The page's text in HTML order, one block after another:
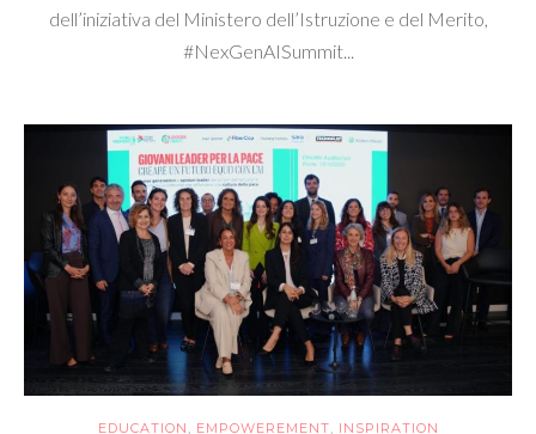
dell’iniziativa del Ministero dell’Istruzione e del Merito,
#NexGenAISummit...
EDUCATION EMPOWEREMENT INSPIRATION